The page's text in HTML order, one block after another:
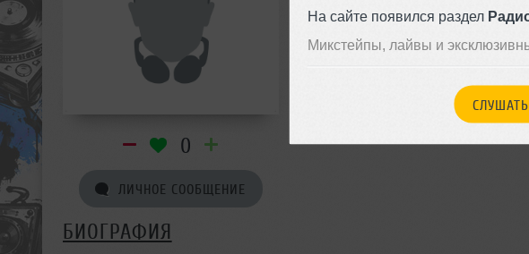
На сайте появился раздел
Микстейпы, лайвы и
СЛУШАТЬ
0
ЛИЧНОЕ СООБЩЕНИЕ
БИОГРАФИЯ